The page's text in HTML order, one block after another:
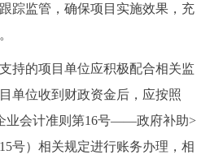
踪监管，确保项目实施效果，充
的项目单位应积极配合相关监
单位收到财政资金后，应按照
业会计准则第16号——政府补助>
号）相关规定进行账务办理，相